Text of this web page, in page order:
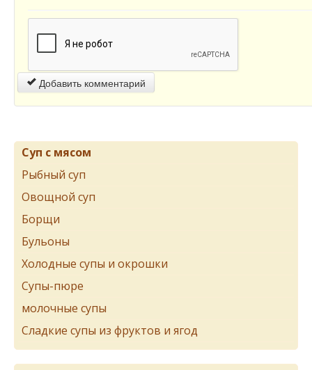
Добавить комментарий
Суп с мясом
Рыбный суп
Овощной суп
Борщи
Бульоны
Холодные супы и окрошки
Супы-пюре
молочные супы
Сладкие супы из фруктов и ягод